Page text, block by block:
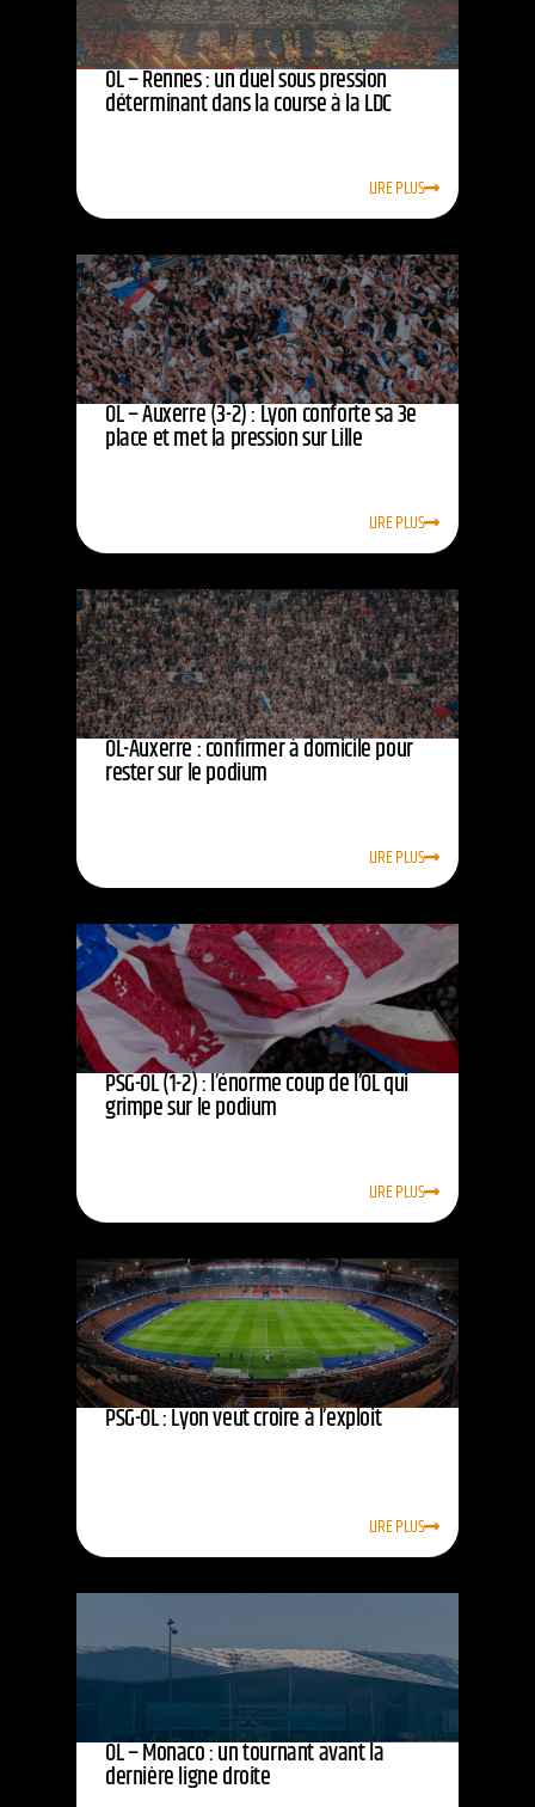
OL – Rennes : un duel sous pression
déterminant dans la course à la LDC
LIRE PLUS
OL – Auxerre (3-2) : Lyon conforte sa 3e
place et met la pression sur Lille
LIRE PLUS
OL-Auxerre : confirmer à domicile pour
rester sur le podium
LIRE PLUS
PSG-OL (1-2) : l’énorme coup de l’OL qui
grimpe sur le podium
LIRE PLUS
PSG-OL : Lyon veut croire à l’exploit
LIRE PLUS
OL – Monaco : un tournant avant la
dernière ligne droite